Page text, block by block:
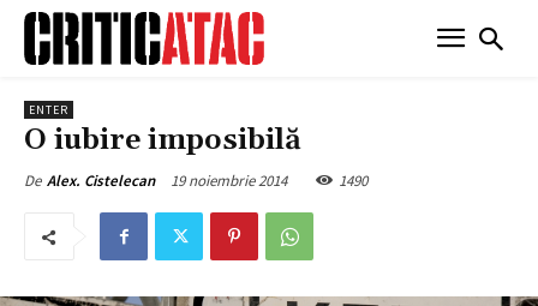
ENTER
O iubire imposibilă
De Alex. Cistelecan 19 noiembrie 2014 1490